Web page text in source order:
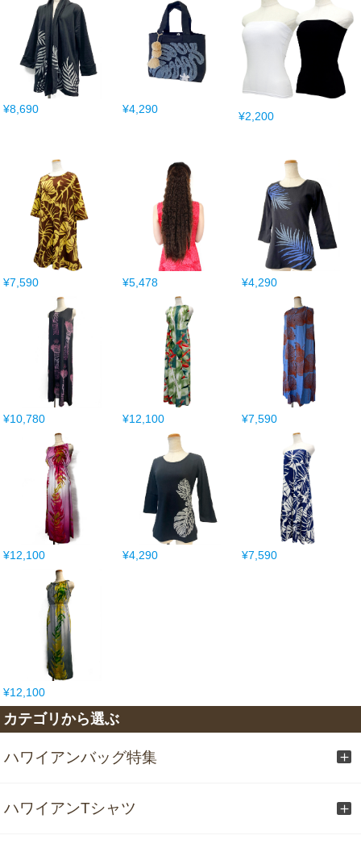
¥8,690 ¥4,290
¥2,200
¥7,590 ¥5,478 ¥4,290
¥10,780 ¥12,100 ¥7,590
¥12,100 ¥4,290 ¥7,590
¥12,100
カテゴリから選ぶ
ハワイアンバッグ特集
ハワイアンTシャツ